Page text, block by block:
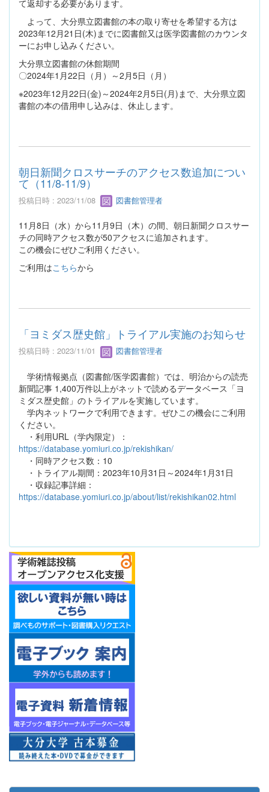
て返却する必要があります。
よって、大分県立図書館の本の取り寄せを希望する方は
2023年12月21日(木)までに図書館又は医学図書館のカウンタ
ーにお申し込みください。
大分県立図書館の休館期間
〇2024年1月22日（月）～2月5日（月）
※2023年12月22日(金)～2024年2月5日(月)まで、大分県立図
書館の本の借用申し込みは、休止します。
朝日新聞クロスサーチのアクセス数追加につい
て（11/8-11/9）
投稿日時 : 2023/11/08 図書館管理者
11月8日（水）から11月9日（木）の間、朝日新聞クロスサー
チの同時アクセス数が50アクセスに追加されます。
この機会にぜひご利用ください。
ご利用はこちらから
「ヨミダス歴史館」トライアル実施のお知らせ
投稿日時 : 2023/11/01 図書館管理者
学術情報拠点（図書館/医学図書館）では、明治からの読売
新聞記事 1,400万件以上がネットで読めるデータベース「ヨ
ミダス歴史館」のトライアルを実施しています。
学内ネットワークで利用できます。ぜひこの機会にご利用
ください。
・利用URL（学内限定）：
https://database.yomiuri.co.jp/rekishikan/
・同時アクセス数：10
・トライアル期間：2023年10月31日～2024年1月31日
・収録記事詳細：
https://database.yomiuri.co.jp/about/list/rekishikan02.html